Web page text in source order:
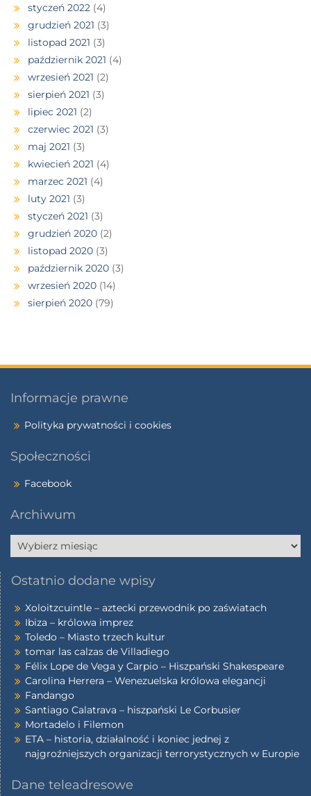
styczeń 2022 (4)
grudzień 2021 (3)
listopad 2021 (3)
październik 2021 (4)
wrzesień 2021 (2)
sierpień 2021 (3)
lipiec 2021 (2)
czerwiec 2021 (3)
maj 2021 (3)
kwiecień 2021 (4)
marzec 2021 (4)
luty 2021 (3)
styczeń 2021 (3)
grudzień 2020 (2)
listopad 2020 (3)
październik 2020 (3)
wrzesień 2020 (14)
sierpień 2020 (79)
Informacje prawne
Polityka prywatności i cookies
Społeczności
Facebook
Archiwum
Ostatnio dodane wpisy
Xoloitzcuintle – aztecki przewodnik po zaświatach
Ibiza – królowa imprez
Toledo – Miasto trzech kultur
tomar las calzas de Villadiego
Félix Lope de Vega y Carpio – Hiszpański Shakespeare
Carolina Herrera – Wenezuelska królowa elegancji
Fandango
Santiago Calatrava – hiszpański Le Corbusier
Mortadelo i Filemon
ETA – historia, działalność i koniec jednej z
najgroźniejszych organizacji terrorystycznych w Europie
Dane teleadresowe